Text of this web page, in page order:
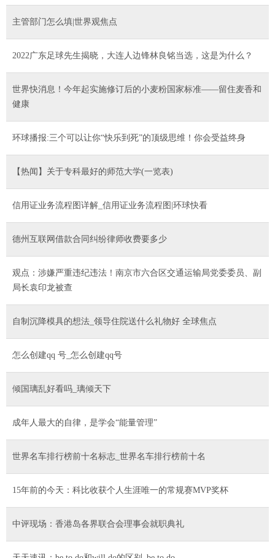
主管部门怎么填|世界观焦点
2022广东足球先生揭晓，大连人边锋林良铭当选，这是为什么？
世界快消息！今年起实施修订后的小麦粉国家标准——留住麦香和
健康
环球播报:三个可以让你“快乐到死”的顶级思维！你会受益终身
【热闻】关于专科最好的师范大学(一览表)
信用证业务流程图详解_信用证业务流程图|环球快看
德州互联网借款合同纠纷律师收费要多少
观点：涉嫌严重违纪违法！南京市六合区交通运输局党委委员、副
局长袁印龙被查
自制沉降模具的想法_领导住院送什么礼物好 全球焦点
怎么创建qq 号_怎么创建qq号
倾国璃乱好看吗_璃倾天下
成年人最大的自律，是学会“能量管理”
世界名车排行榜前十名标志_世界名车排行榜前十名
15年前的今天：科比收获个人生涯唯一的常规赛MVP奖杯
中评现场：香港岛各界联合会理事会就职典礼